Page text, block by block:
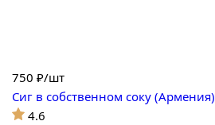
750 ₽/шт
Сиг в собственном соку (Армения)
4.6